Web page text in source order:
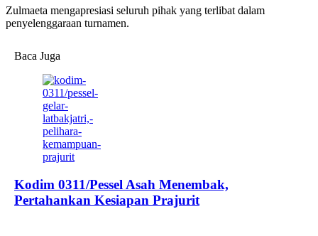
Zulmaeta mengapresiasi seluruh pihak yang terlibat dalam
penyelenggaraan turnamen.
Baca Juga
Kodim 0311/Pessel Asah Menembak,
Pertahankan Kesiapan Prajurit